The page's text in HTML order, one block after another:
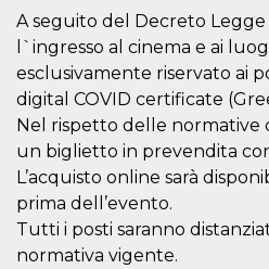
A seguito del Decreto Legge
l`ingresso al cinema e ai
esclusivamente riservato ai
digital COVID certificate
Nel rispetto delle normative
un biglietto in prevendita
L’acquisto online sarà
prima dell’evento.
Tutti i posti saranno
normativa vigente.
CookieScriptConsent